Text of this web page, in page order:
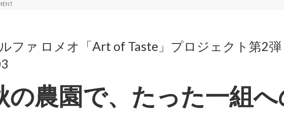
ファ ロメオ「Art of Taste」プロジェクト第
の農園で、たった一組